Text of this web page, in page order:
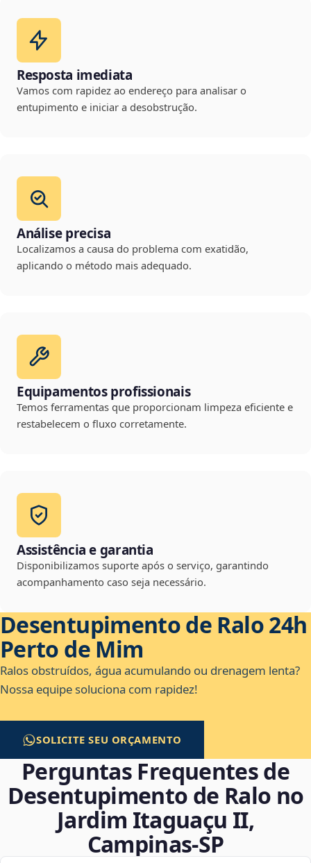
Resposta imediata
Vamos com rapidez ao endereço para analisar o
entupimento e iniciar a desobstrução.
Análise precisa
Localizamos a causa do problema com exatidão,
aplicando o método mais adequado.
Equipamentos profissionais
Temos ferramentas que proporcionam limpeza eficiente e
restabelecem o fluxo corretamente.
Assistência e garantia
Disponibilizamos suporte após o serviço, garantindo
acompanhamento caso seja necessário.
Desentupimento de Ralo 24h
Perto de Mim
Ralos obstruídos, água acumulando ou drenagem lenta?
Nossa equipe soluciona com rapidez!
SOLICITE SEU ORÇAMENTO
Perguntas Frequentes de
Desentupimento de Ralo no
Jardim Itaguaçu II,
Campinas‑SP